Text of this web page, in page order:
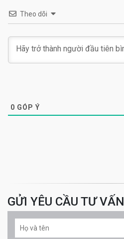
Theo dõi
0 GÓP Ý
GỬI YÊU CẦU TƯ VẤN